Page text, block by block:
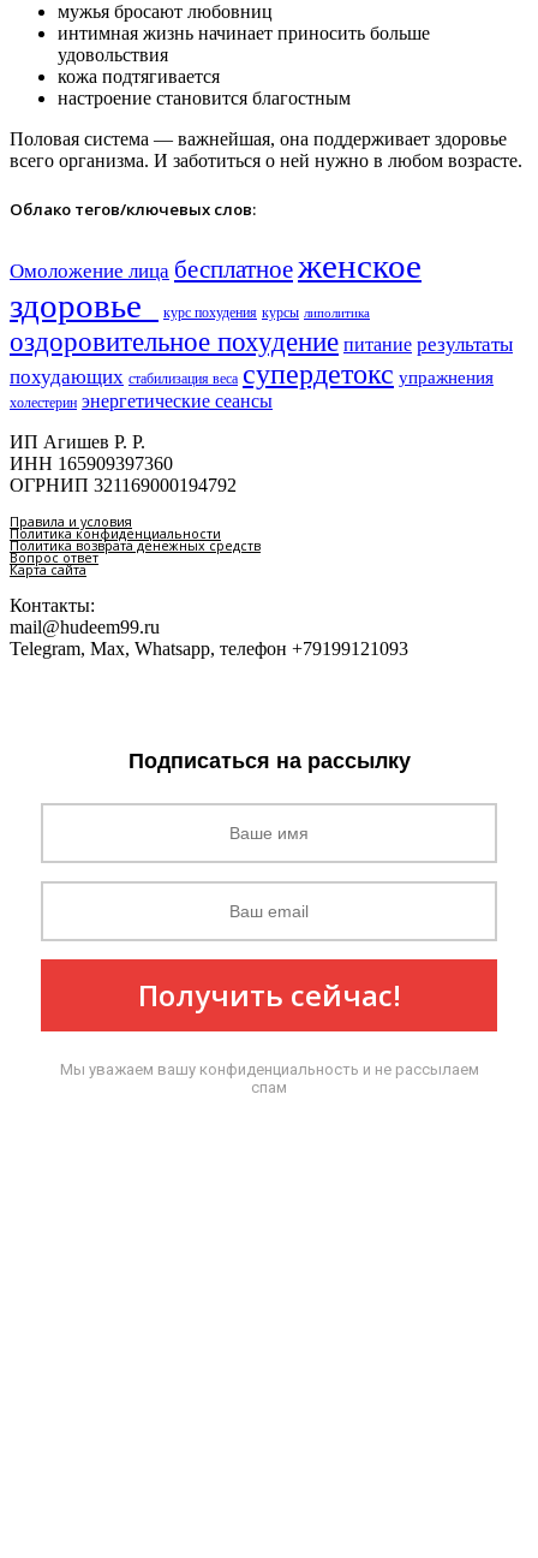
мужья бросают любовниц
интимная жизнь начинает приносить больше
удовольствия
кожа подтягивается
настроение становится благостным
Половая система — важнейшая, она поддерживает здоровье
всего организма. И заботиться о ней нужно в любом возрасте.
Облако тегов/ключевых слов:
Омоложение лица бесплатноеженское
здоровье​
курс похудения курсы липолитика
оздоровительное похудение питание результаты
похудающих стабилизация веса супердетокс упражнения
холестерин энергетические сеансы
ИП Агишев Р. Р.
ИНН 165909397360
ОГРНИП 321169000194792
Правила и условия
Политика конфиденциальности
Политика возврата денежных средств
Вопрос ответ
Карта сайта
Контакты:
mail@hudeem99.ru
Telegram, Max, Whatsapp, телефон +79199121093
Подписаться на рассылку
Получить сейчас!
Мы уважаем вашу конфиденциальность и не рассылаем
спам